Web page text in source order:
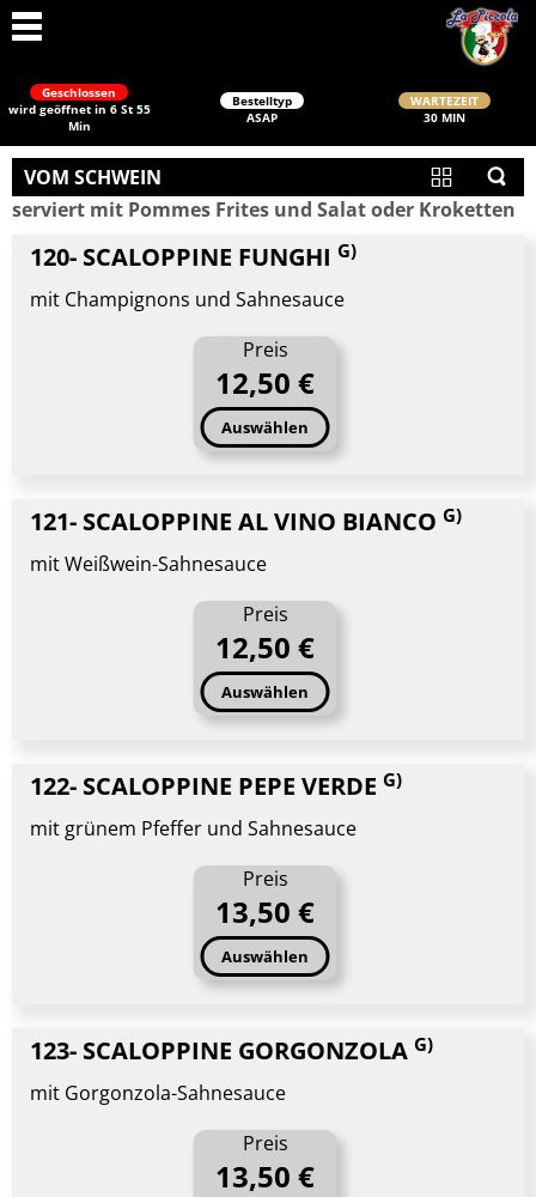
Geschlossen
wird geöffnet in 6 St 55
Min
Bestelltyp
ASAP
WARTEZEIT
30 MIN
VOM SCHWEIN
serviert mit Pommes Frites und Salat oder Kroketten
120- SCALOPPINE FUNGHI G)
mit Champignons und Sahnesauce
Preis
12,50 €
Auswählen
121- SCALOPPINE AL VINO BIANCO G)
mit Weißwein-Sahnesauce
Preis
12,50 €
Auswählen
122- SCALOPPINE PEPE VERDE G)
mit grünem Pfeffer und Sahnesauce
Preis
13,50 €
Auswählen
123- SCALOPPINE GORGONZOLA G)
mit Gorgonzola-Sahnesauce
Preis
13,50 €